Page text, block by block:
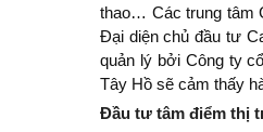
thao… Các trung tâm
Đại diện chủ đầu tư
quản lý bởi Công ty
Tây Hồ sẽ cảm thấy
Đầu tư tâm điểm thị